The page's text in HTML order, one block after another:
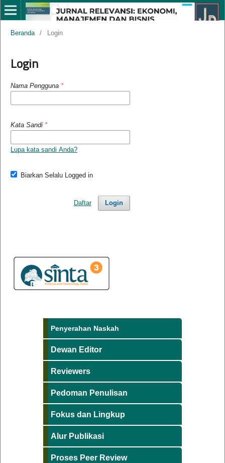
Beranda / Login
Login
Nama Pengguna *
Kata Sandi *
Lupa kata sandi Anda?
Biarkan Selalu Logged in
Login
Daftar
Penyerahan Naskah
Dewan Editor
Reviewers
Pedoman Penulisan
Fokus dan Lingkup
Alur Publikasi
Proses Peer Review